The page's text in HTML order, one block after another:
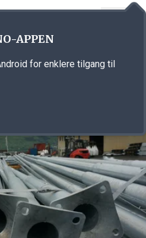
APPEN
for enklere tilgang til